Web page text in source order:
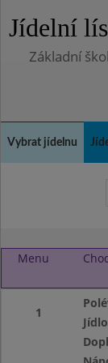
Jídelní
Základní
Vybrat jídelnu
Menu
1
Jídlo